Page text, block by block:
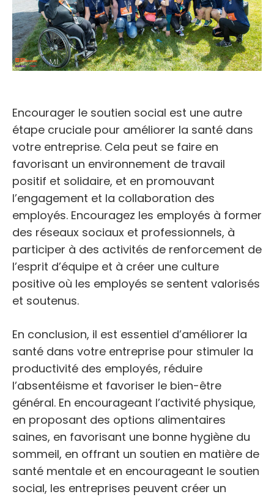
Encourager le soutien social est une autre
étape cruciale pour améliorer la santé dans
votre entreprise. Cela peut se faire en
favorisant un environnement de travail
positif et solidaire, et en promouvant
l’engagement et la collaboration des
employés. Encouragez les employés à former
des réseaux sociaux et professionnels, à
participer à des activités de renforcement de
l’esprit d’équipe et à créer une culture
positive où les employés se sentent valorisés
et soutenus.
En conclusion, il est essentiel d’améliorer la
santé dans votre entreprise pour stimuler la
productivité des employés, réduire
l’absentéisme et favoriser le bien-être
général. En encourageant l’activité physique,
en proposant des options alimentaires
saines, en favorisant une bonne hygiène du
sommeil, en offrant un soutien en matière de
santé mentale et en encourageant le soutien
social, les entreprises peuvent créer un